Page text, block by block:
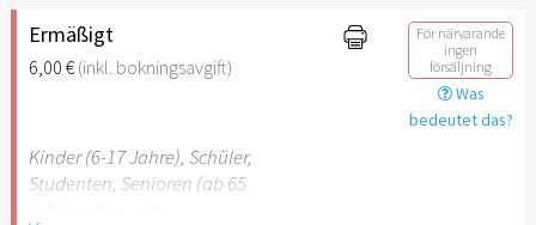
Ermäßigt
6,00 €(inkl. bokningsavgift)
För närvarande
ingen
försäljning
Was
bedeutet das?
Kinder (6-17 Jahre), Schüler,
Studenten, Senioren (ab 65